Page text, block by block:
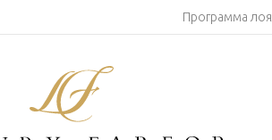
Программа